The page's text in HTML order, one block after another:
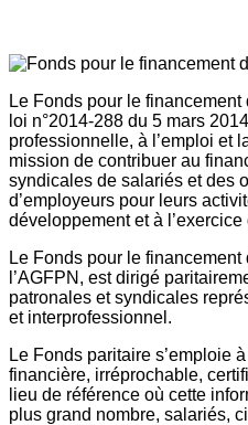
Le Fonds pour le
loi n°2014-288 du 5 mars
professionnelle, à l’emploi et
mission de contribuer au
syndicales de salariés et des
d’employeurs pour leurs
développement et à
Le Fonds pour le
l’AGFPN, est dirigé
patronales et syndicales
et interprofessionnel.
Le Fonds paritaire s’emploie
financière, irréprochable,
lieu de référence où cette
plus grand nombre, salariés,